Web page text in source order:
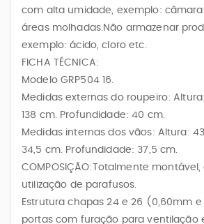
com alta umidade, exemplo:
áreas molhadas.Não armazenar
exemplo: ácido, cloro etc.
FICHA TÉCNICA:
Modelo GRP504 16.
Medidas externas do roupeiro:
138 cm. Profundidade: 40 cm.
Medidas internas dos vãos: Altura:
34,5 cm. Profundidade: 37,5 cm.
COMPOSIÇÃO:Totalmente
utilização de parafusos.
Estrutura chapas 24 e 26 (0,60mm e
portas com furação para ventilação